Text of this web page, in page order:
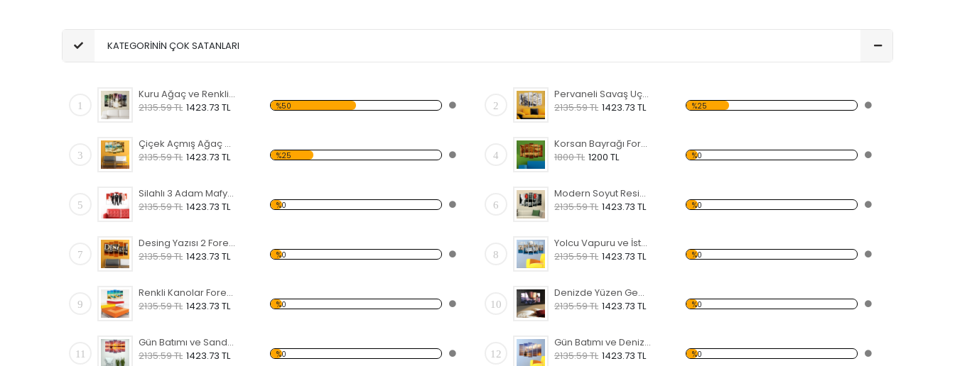
KATEGORİNİN ÇOK SATANLARI
1
Kuru Ağaç ve Renkli Gökyüzü Forex Tablo
2135.59 TL 1423.73 TL %50 2
Pervaneli Savaş Uçağı Forex Tablo
2135.59 TL 1423.73 TL %25
3
Çiçek Açmış Ağaç ve Hamak Forex Tablo
2135.59 TL 1423.73 TL %25 4
Korsan Bayrağı Forex Tablo
1800 TL 1200 TL %0
5
Silahlı 3 Adam Mafya Forex Tablo
2135.59 TL 1423.73 TL %0 6
Modern Soyut Resim 40 Forex Tablo
2135.59 TL 1423.73 TL %0
7
Desing Yazısı 2 Forex Tablo
2135.59 TL 1423.73 TL %0 8
Yolcu Vapuru ve İstanbul Forex Tablo
2135.59 TL 1423.73 TL %0
9
Renkli Kanolar Forex Tablo
2135.59 TL 1423.73 TL %0 10
Denizde Yüzen Gemi Forex Tablo
2135.59 TL 1423.73 TL %0
11
Gün Batımı ve Sandal Forex Tablo
2135.59 TL 1423.73 TL %0 12
Gün Batımı ve Denizde Yelkenli Forex Tablo
2135.59 TL 1423.73 TL %0